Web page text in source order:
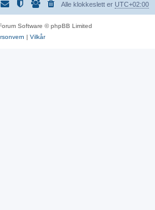
Alle klokkeslett er UTC+02:00
Software © phpBB Limited
| Vilkår